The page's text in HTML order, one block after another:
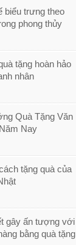
biểu trưng theo
phong thủy
tặng hoàn hảo
nhân
Quà Tặng Văn
Nay
tặng quà của
gây ấn tượng với
bằng quà tặng